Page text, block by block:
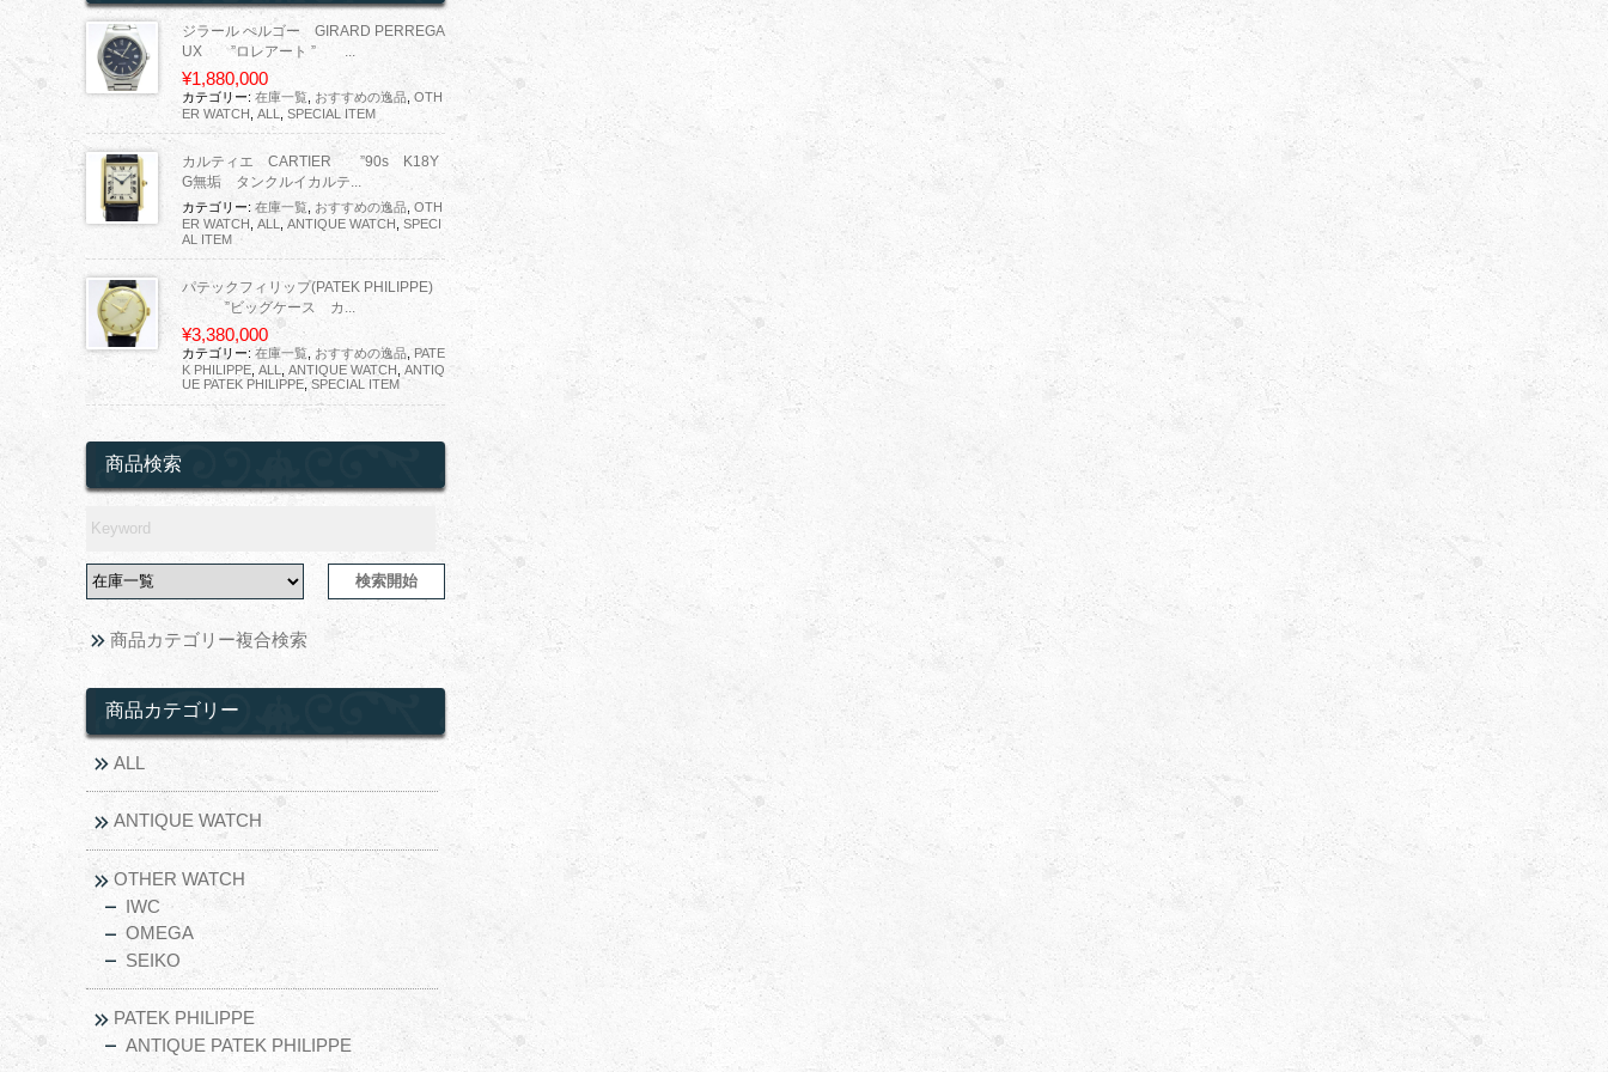
ジラール ぺルゴー GIRARD PERREGA
UX ”ロレアート ” ...
¥1,880,000
カテゴリー: 在庫一覧 おすすめの逸品 OTH
ER WATCH ALL SPECIAL ITEM
カルティエ CARTIER ”90s K18Y
G無垢 タンクルイカルテ...
カテゴリー: 在庫一覧 おすすめの逸品 OTH
ER WATCH ALL ANTIQUE WATCH SPECI
AL ITEM
パテックフィリップ(PATEK PHILIPPE)
”ビッグケース カ...
¥3,380,000
カテゴリー: 在庫一覧 おすすめの逸品 ,PATE
K PHILIPPE ALL ANTIQUE WATCH ANTIQ
UE PATEK PHILIPPE ,SPECIAL ITEM
商品検索
商品カテゴリー複合検索
商品カテゴリー
ALL
ANTIQUE WATCH
OTHER WATCH
IWC
OMEGA
SEIKO
PATEK PHILIPPE
ANTIQUE PATEK PHILIPPE